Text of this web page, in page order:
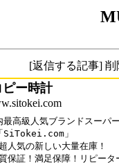
[返信する記事]
ー時計
最高級人気ブランドスーパ
SiTokei.com」
人気の新しい大量在庫！
保証！満足保障！リピー